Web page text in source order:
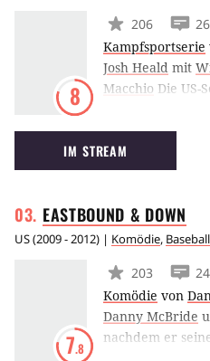
8
206
Kampfsportserie
Josh Heald mit
Macchio Die US-
LaRusso (Ralph
Rivale Johnny
kehren zurück
aufleben.
IM STREAM
EASTBOUND & DOWN
US(2009 - 2012) | Komödie,
7.8
203
24
Komödie von
Danny McBride
nachdem er